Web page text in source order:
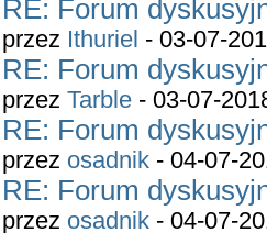
RE: Forum
przez Ithuriel - 03-07-
RE: Forum
przez Tarble - 03-07-
RE: Forum
przez osadnik - 04-07-
RE: Forum
przez osadnik - 04-07-